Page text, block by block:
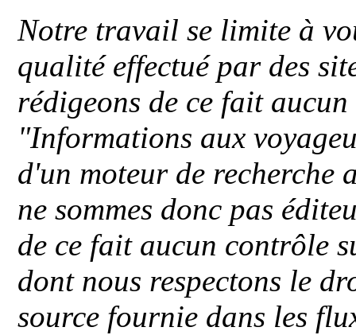
Notre travail se limite à
qualité effectué par des
rédigeons de ce fait
"Informations aux
d'un moteur de recherche
ne sommes donc pas
de ce fait aucun contrôle
dont nous respectons le
source fournie dans les